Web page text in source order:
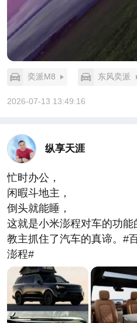
奕派M8 东风奕派
2026-07-13 13:49:16
纵享天涯
忙时办公，
闲暇斗地主，
倒头就能睡，
这就是小米澎程对车的功
教主抓住了汽车的真谛。#
澎程#